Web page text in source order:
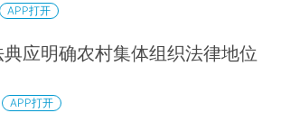
APP打开
应明确农村集体组织法律地位
APP打开